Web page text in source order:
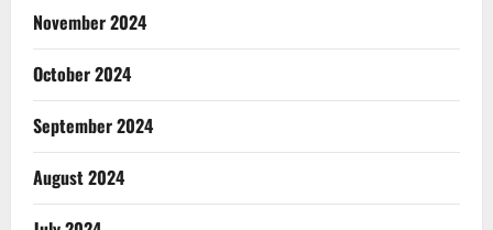
November 2024
October 2024
September 2024
August 2024